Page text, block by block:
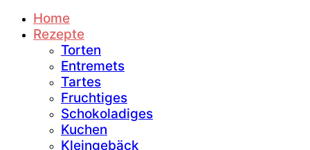
Home
Rezepte
Torten
Entremets
Tartes
Fruchtiges
Schokoladiges
Kuchen
Kleingebäck